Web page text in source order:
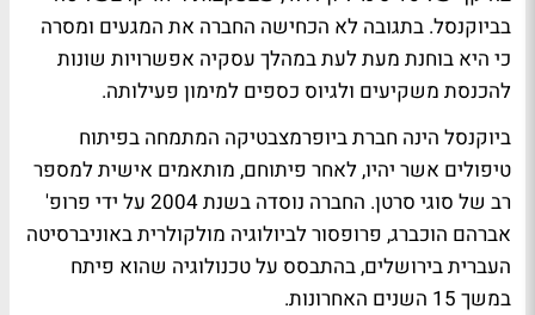
בביוקנסל. בתגובה לא הכחישה החברה את המגעים ומסרה
כי היא בוחנת מעת לעת במהלך עסקיה אפשרויות שונות
להכנסת משקיעים ולגיוס כספים למימון פעילותה.
ביוקנסל הינה חברת ביופרמצבטיקה המתמחה בפיתוח
טיפולים אשר יהיו, לאחר פיתוחם, מותאמים אישית למספר
רב של סוגי סרטן. החברה נוסדה בשנת 2004 על ידי פרופ'
אברהם הוכברג, פרופסור לביולוגיה מולקולרית באוניברסיטה
העברית בירושלים, בהתבסס על טכנולוגיה שהוא פיתח
במשך 15 השנים האחרונות.